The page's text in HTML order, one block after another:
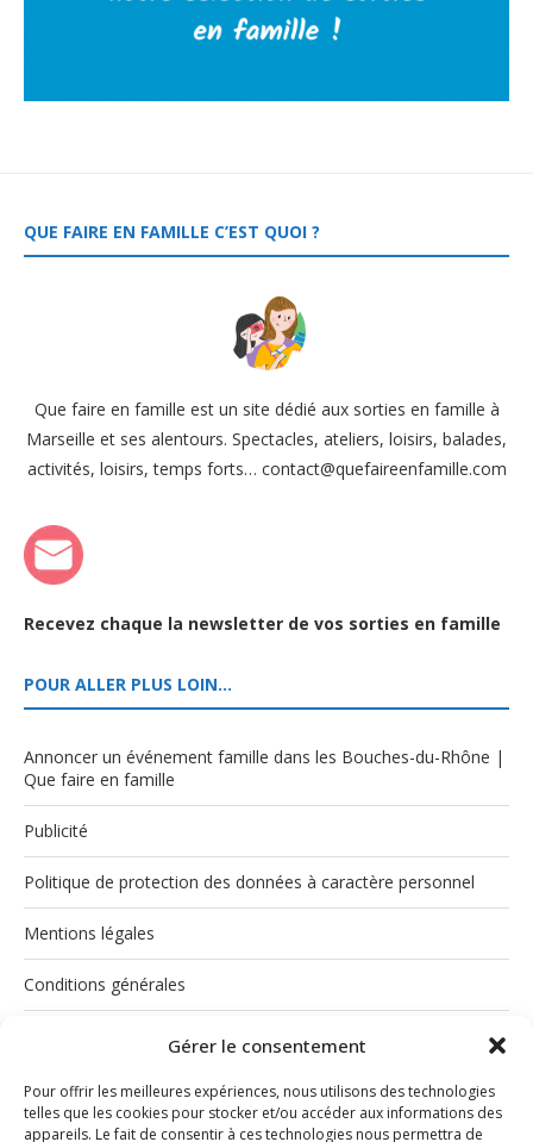
Gérer le consentement
Pour offrir les meilleures expériences, nous utilisons des technologies
telles que les cookies pour stocker et/ou accéder aux informations des
appareils. Le fait de consentir à ces technologies nous permettra de
QUE FAIRE EN FAMILLE C’EST QUOI ?
Que faire en famille est un site dédié aux sorties en famille à
Marseille et ses alentours. Spectacles, ateliers, loisirs, balades,
activités, loisirs, temps forts… contact@quefaireenfamille.com
Recevez chaque la newsletter de vos sorties en famille
POUR ALLER PLUS LOIN…
Annoncer un événement famille dans les Bouches-du-Rhône |
Que faire en famille
Publicité
Politique de protection des données à caractère personnel
Mentions légales
Conditions générales
Politique de cookies (UE)